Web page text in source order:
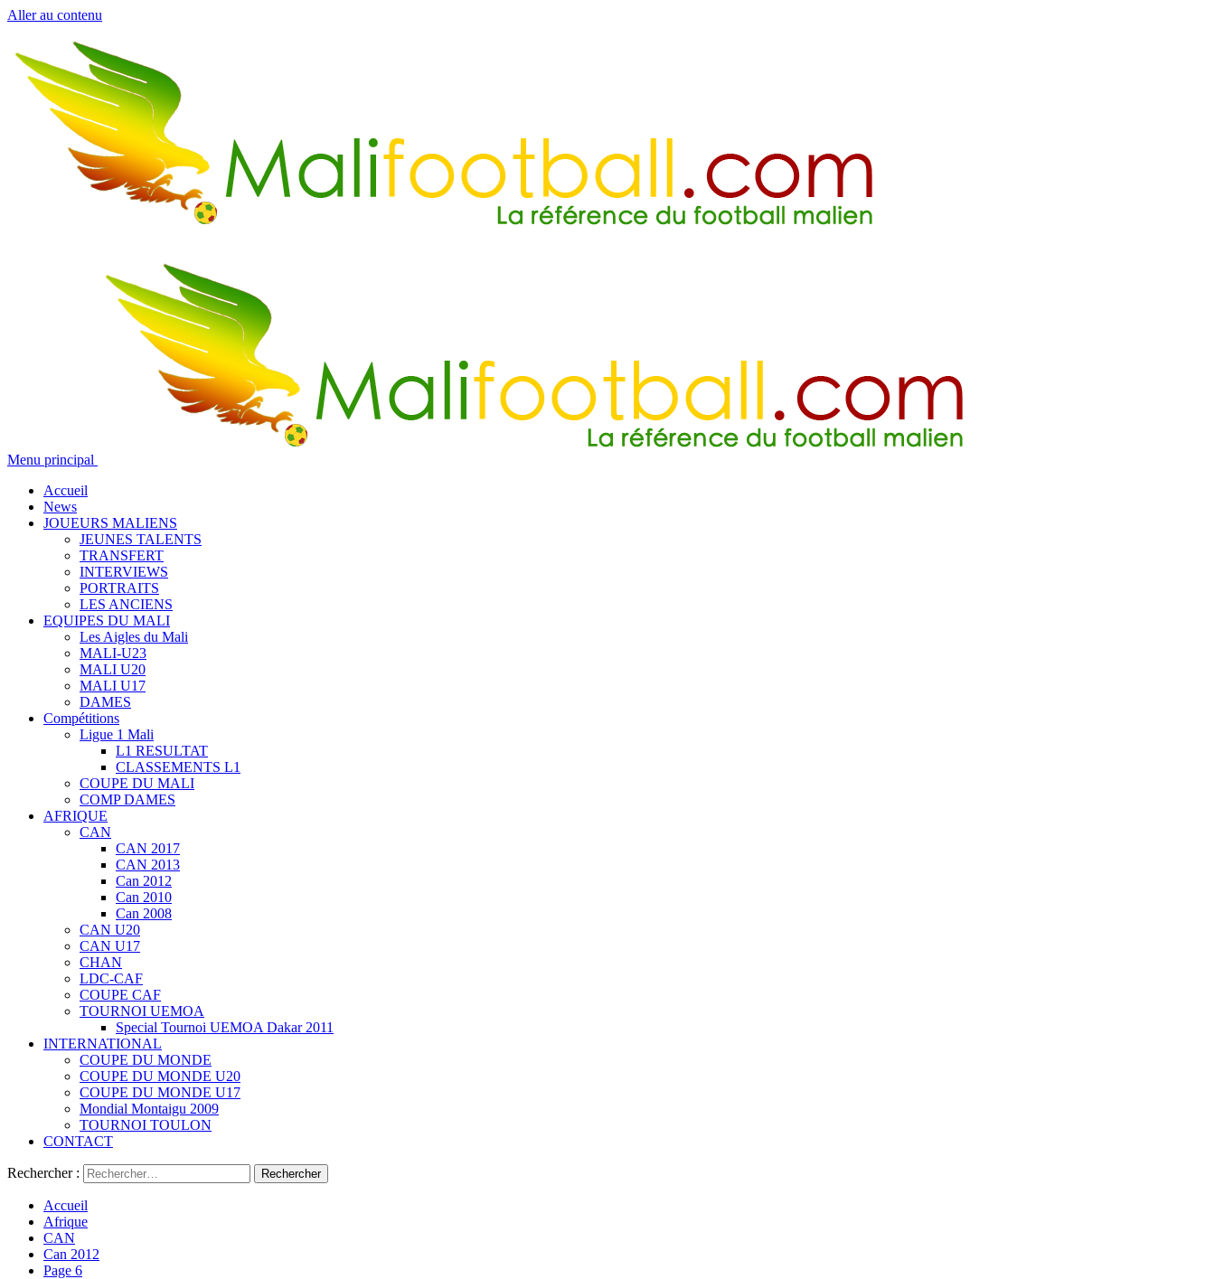
Aller au contenu
Menu principal
Accueil
News
JOUEURS MALIENS
JEUNES TALENTS
TRANSFERT
INTERVIEWS
PORTRAITS
LES ANCIENS
EQUIPES DU MALI
Les Aigles du Mali
MALI-U23
MALI U20
MALI U17
DAMES
Compétitions
Ligue 1 Mali
L1 RESULTAT
CLASSEMENTS L1
COUPE DU MALI
COMP DAMES
AFRIQUE
CAN
CAN 2017
CAN 2013
Can 2012
Can 2010
Can 2008
CAN U20
CAN U17
CHAN
LDC-CAF
COUPE CAF
TOURNOI UEMOA
Special Tournoi UEMOA Dakar 2011
INTERNATIONAL
COUPE DU MONDE
COUPE DU MONDE U20
COUPE DU MONDE U17
Mondial Montaigu 2009
TOURNOI TOULON
CONTACT
Rechercher :
Accueil
Afrique
CAN
Can 2012
Page 6